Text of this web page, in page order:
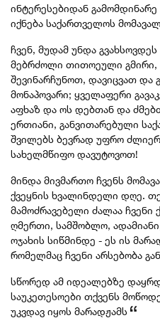
ინტერესებიდან გამომდინარე
იქნება საქართველოს
ჩვენ, მუდამ უნდა გვახსოვდეს
მებრძოლი თითოეული გმირი,
შევინარჩუნოთ, დავიცვათ და
მონაპოვარი; ყველაფერი
აფხაზ და ოს დებთან და
ერთიანი, განვითარებული
შვილებს ბევრად უფრო
სახელმწიფო დავუტოვოთ!
მინდა მივმართო ჩვენს
ქვეყნის ხვალინდელი დღე.
მამოძრავებელი ძალაა ჩვენი
ღმერთი, სამშობლო,
ოჯახის სიწმინდე - ეს ის
რომელმაც ჩვენი არსებობა
სწორედ ამ იდეალებზე
საუკეთესოები თქვენს
უკვდავ იყოს მარადჟამს